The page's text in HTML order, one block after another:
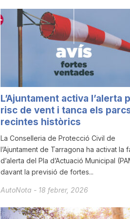
u
t
a
t
d
e
L’Ajuntament activa l’alerta
risc de vent i tanca els
recintes històrics
La Conselleria de Protecció Civil de
l’Ajuntament de Tarragona ha activat la
d’alerta del Pla d’Actuació Municipal
davant la previsió de fortes...
AutoNota - 18 febrer, 2026